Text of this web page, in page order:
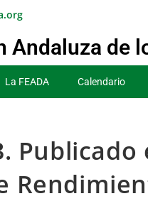
Andaluza de
La FEADA Calendario
Publicado